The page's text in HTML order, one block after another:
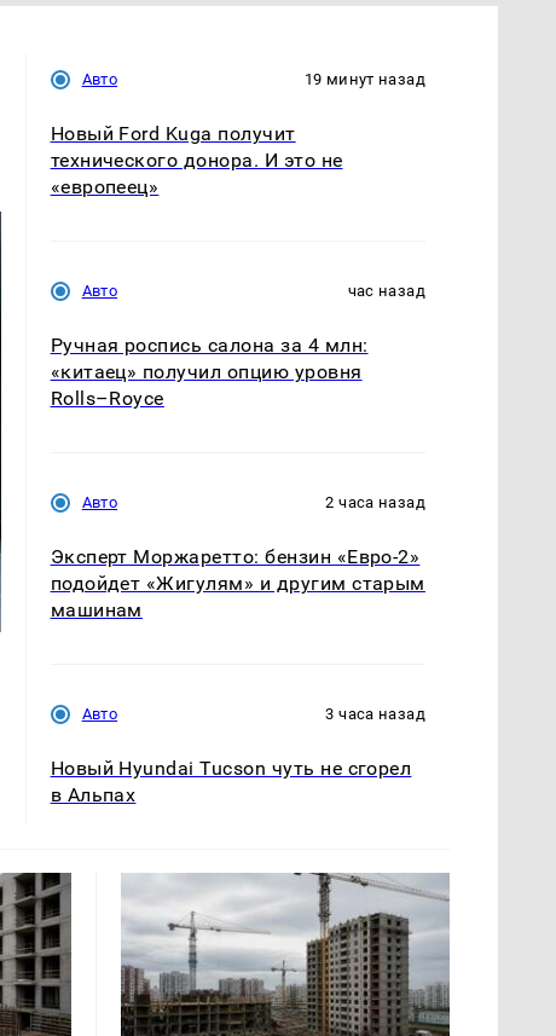
Авто 19 минут назад
Новый Ford Kuga получит
технического донора. И это не
«европеец»
Авто час назад
Ручная роспись салона за 4 млн:
«китаец» получил опцию уровня
Rolls–Royce
Авто 2 часа назад
Эксперт Моржаретто: бензин «Евро-2»
подойдет «Жигулям» и другим старым
машинам
Авто 3 часа назад
Новый Hyundai Tucson чуть не сгорел
в Альпах